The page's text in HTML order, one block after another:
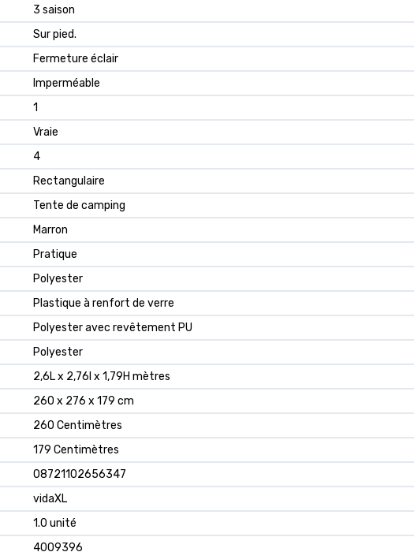
3 saison
Sur pied.
Fermeture éclair
Imperméable
1
Vraie
4
Rectangulaire
Tente de camping
Marron
Pratique
Polyester
Plastique à renfort de verre
Polyester avec revêtement PU
Polyester
2,6L x 2,76l x 1,79H mètres
260 x 276 x 179 cm
260 Centimètres
179 Centimètres
08721102656347
vidaXL
1.0 unité
4009396